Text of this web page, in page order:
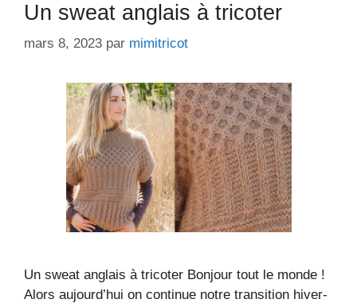
Un sweat anglais à tricoter
mars 8, 2023 par mimitricot
Un sweat anglais à tricoter Bonjour tout le monde !
Alors aujourd’hui on continue notre transition hiver-